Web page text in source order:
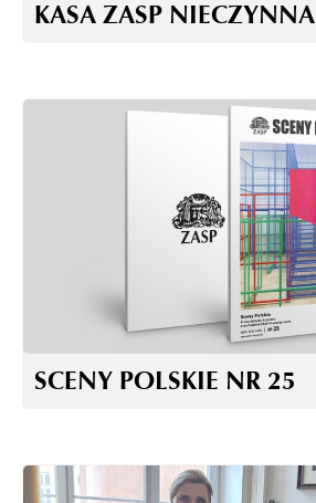
KASA ZASP NIECZYNNA
SCENY POLSKIE NR 25